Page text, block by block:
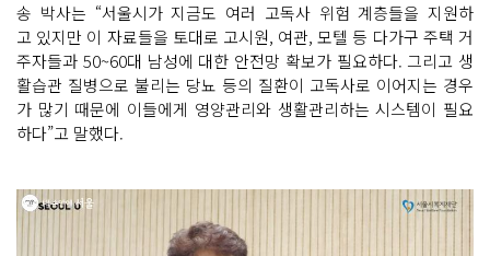
송 박사는 “서울시가 지금도 여러 고독사 위험 계층들을 지원하
고 있지만 이 자료들을 토대로 고시원, 여관, 모텔 등 다가구 주택 거
주자들과 50~60대 남성에 대한 안전망 확보가 필요하다. 그리고 생
활습관 질병으로 불리는 당뇨 등의 질환이 고독사로 이어지는 경우
가 많기 때문에 이들에게 영양관리와 생활관리하는 시스템이 필요
하다”고 말했다.